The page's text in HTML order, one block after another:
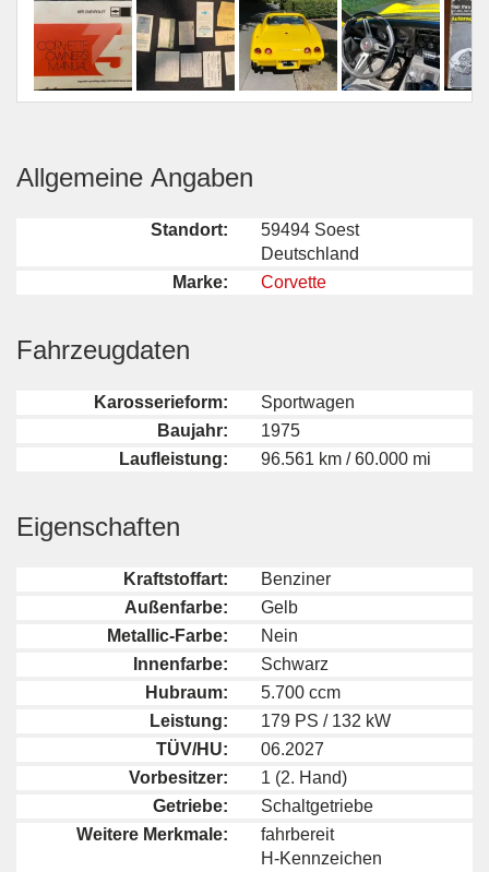
Allgemeine Angaben
Standort:
59494 Soest
Deutschland
Marke:
Corvette
Fahrzeugdaten
Karosserieform:
Sportwagen
Baujahr:
1975
Laufleistung:
96.561 km / 60.000 mi
Eigenschaften
Kraftstoffart:
Benziner
Außenfarbe:
Gelb
Metallic-Farbe:
Nein
Innenfarbe:
Schwarz
Hubraum:
5.700 ccm
Leistung:
179 PS / 132 kW
TÜV/HU:
06.2027
Vorbesitzer:
1 (2. Hand)
Getriebe:
Schaltgetriebe
Weitere Merkmale:
fahrbereit
H-Kennzeichen